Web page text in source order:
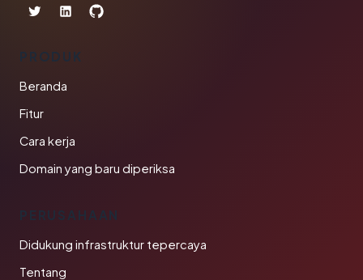
PRODUK
Beranda
Fitur
Cara kerja
Domain yang baru diperiksa
PERUSAHAAN
Didukung infrastruktur tepercaya
Tentang